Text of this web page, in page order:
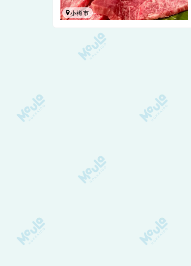
小樽市